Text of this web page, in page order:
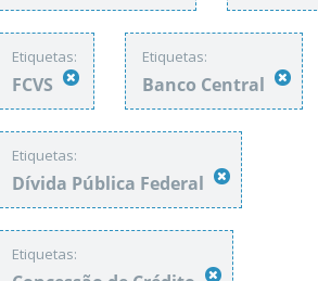
Etiquetas:
FCVS
Etiquetas:
Banco Central
Etiquetas:
Dívida Pública Federal
Etiquetas: